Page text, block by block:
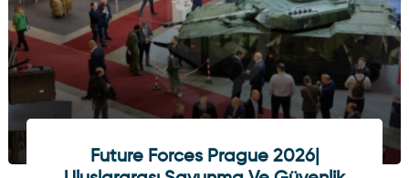
Future Forces Prague 2026|